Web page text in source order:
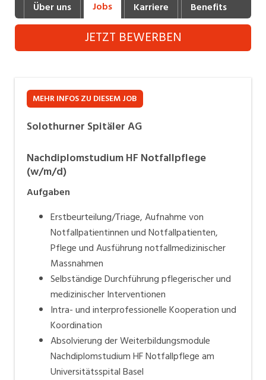
Industrie, Maschinenbau, Anlagenbau,
Produktion
Informatik, Telekommunikation
Körperpflege, Wellness
Marketing, Kommunikation, Medien, Druck
Medizin, Gesundheitswesen, Pflege
Sicherheit, Rettung, Polizei, Zoll
Verkauf, Handel, Kundenberatung,
Aussendienst
Über uns Jobs Karriere Benefits
JETZT BEWERBEN
MEHR INFOS ZU DIESEM JOB
Solothurner Spitäler AG
Nachdiplomstudium HF Notfallpflege
(w/m/d)
Aufgaben
Erstbeurteilung/Triage, Aufnahme von
Notfallpatientinnen und Notfallpatienten,
Pflege und Ausführung notfallmedizinischer
Massnahmen
Selbständige Durchführung pflegerischer und
medizinischer Interventionen
Intra- und interprofessionelle Kooperation und
Koordination
Absolvierung der Weiterbildungsmodule
Nachdiplomstudium HF Notfallpflege am
Universitätsspital Basel